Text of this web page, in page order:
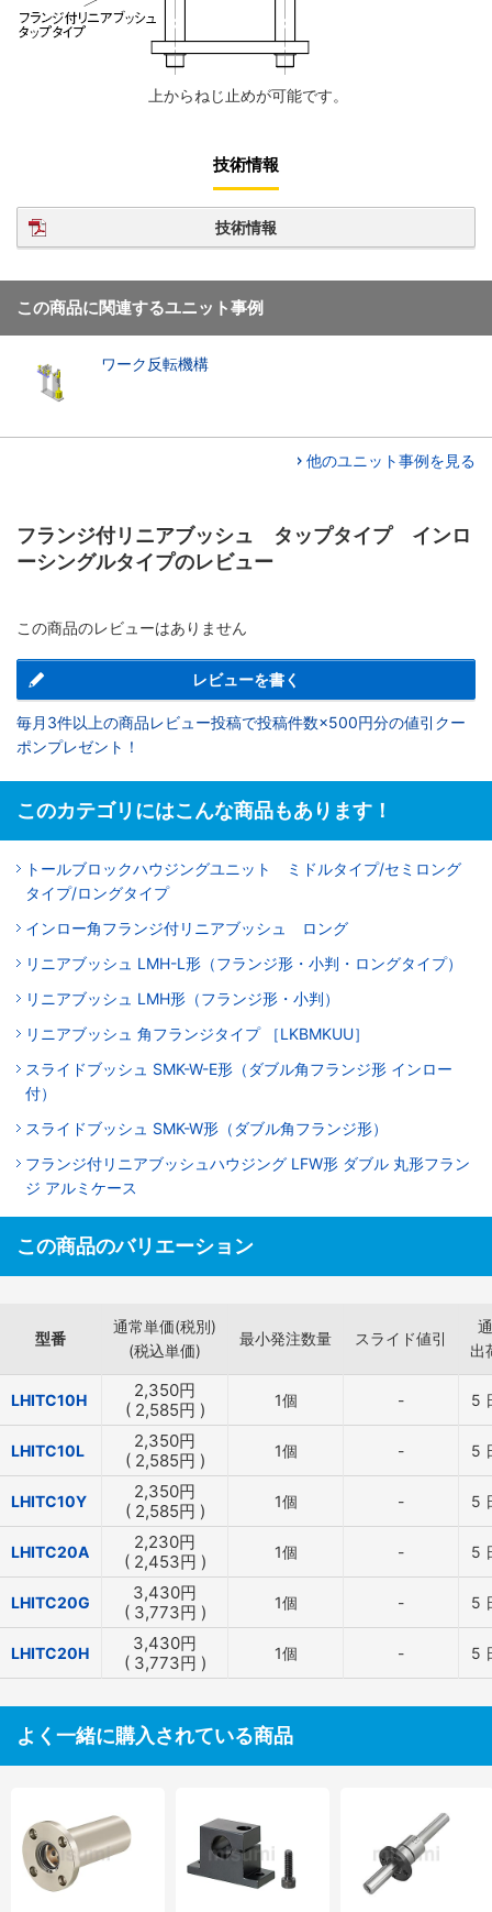
上からねじ止めが可能です。
技術情報
技術情報
この商品に関連するユニット事例
ワーク反転機構
他のユニット事例を見る
フランジ付リニアブッシュ タップタイプ インロ
ーシングルタイプのレビュー
この商品のレビューはありません
レビューを書く
毎月3件以上の商品レビュー投稿で投稿件数×500円分の値引クー
ポンプレゼント！
このカテゴリにはこんな商品もあります！
トールブロックハウジングユニット ミドルタイプ/セミロング
タイプ/ロングタイプ
インロー角フランジ付リニアブッシュ ロング
リニアブッシュ LMH-L形（フランジ形・小判・ロングタイプ）
リニアブッシュ LMH形（フランジ形・小判）
リニアブッシュ 角フランジタイプ ［LKBMKUU］
スライドブッシュ SMK-W-E形（ダブル角フランジ形 インロー
付）
スライドブッシュ SMK-W形（ダブル角フランジ形）
フランジ付リニアブッシュハウジング LFW形 ダブル 丸形フラン
ジ アルミケース
この商品のバリエーション
型番
通常単価(税別)
(税込単価)
最小発注数量 スライド値引
出
LHITC10H 2,350円
( 2,585円 ) 1個 - 5
LHITC10L 2,350円
( 2,585円 ) 1個 - 5
LHITC10Y 2,350円
( 2,585円 ) 1個 - 5
LHITC20A 2,230円
( 2,453円 ) 1個 - 5
LHITC20G 3,430円
( 3,773円 ) 1個 - 5
LHITC20H 3,430円
( 3,773円 ) 1個 - 5
よく一緒に購入されている商品